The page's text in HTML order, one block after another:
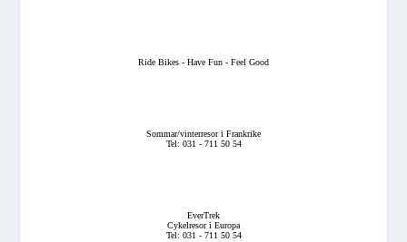
Ride Bikes - Have Fun - Feel Good
Sommar/vinterresor i Frankrike
Tel: 031 - 711 50 54
EverTrek
Cykelresor i Europa
Tel: 031 - 711 50 54